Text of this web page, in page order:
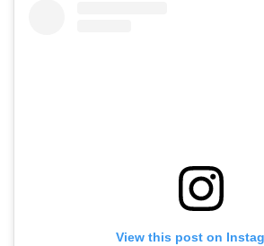
View this post on